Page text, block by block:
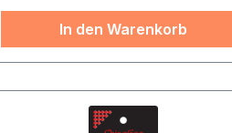
In den Warenkorb